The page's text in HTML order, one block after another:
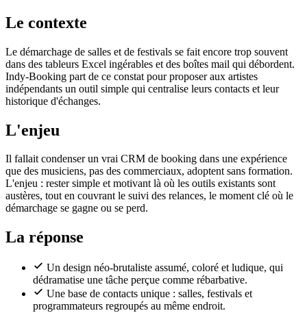
Le contexte
Le démarchage de salles et de festivals se fait encore trop souvent
dans des tableurs Excel ingérables et des boîtes mail qui débordent.
Indy-Booking part de ce constat pour proposer aux artistes
indépendants un outil simple qui centralise leurs contacts et leur
historique d'échanges.
L'enjeu
Il fallait condenser un vrai CRM de booking dans une expérience
que des musiciens, pas des commerciaux, adoptent sans formation.
L'enjeu : rester simple et motivant là où les outils existants sont
austères, tout en couvrant le suivi des relances, le moment clé où le
démarchage se gagne ou se perd.
La réponse
Un design néo-brutaliste assumé, coloré et ludique, qui
dédramatise une tâche perçue comme rébarbative.
Une base de contacts unique : salles, festivals et
programmateurs regroupés au même endroit.